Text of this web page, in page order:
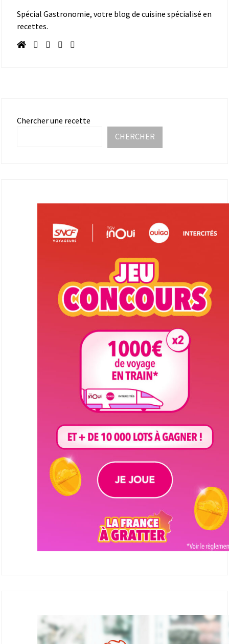
Spécial Gastronomie, votre blog de cuisine spécialisé en
recettes.
Chercher une recette
CHERCHER